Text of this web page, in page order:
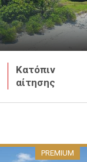
Κατόπιν
αίτησης
PREMIUM